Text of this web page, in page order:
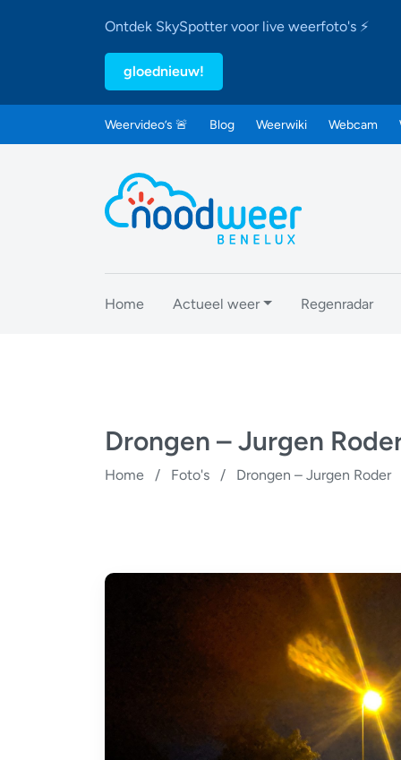
Ontdek SkySpotter voor live weerfoto's ⚡
gloednieuw!
Weervideo’s 🚨 Blog Weerwiki Webcam
Home Actueel weer Regenradar
Drongen – Jurgen
Home / Foto's / Drongen – Jurgen Roder